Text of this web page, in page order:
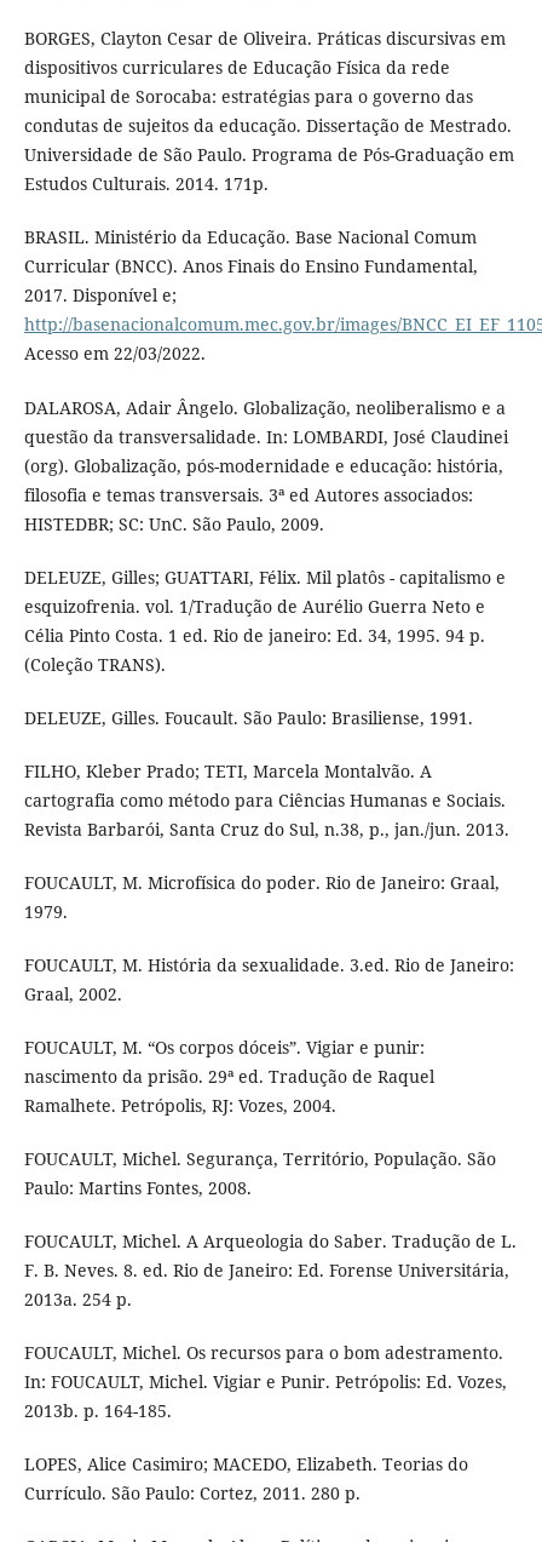
BORGES, Clayton Cesar de Oliveira. Práticas discursivas em
dispositivos curriculares de Educação Física da rede
municipal de Sorocaba: estratégias para o governo das
condutas de sujeitos da educação. Dissertação de Mestrado.
Universidade de São Paulo. Programa de Pós-Graduação em
Estudos Culturais. 2014. 171p.
BRASIL. Ministério da Educação. Base Nacional Comum
Curricular (BNCC). Anos Finais do Ensino Fundamental,
2017. Disponível e;
http://basenacionalcomum.mec.gov.br/images/
Acesso em 22/03/2022.
DALAROSA, Adair Ângelo. Globalização, neoliberalismo e a
questão da transversalidade. In: LOMBARDI, José Claudinei
(org). Globalização, pós-modernidade e educação: história,
filosofia e temas transversais. 3ª ed Autores associados:
HISTEDBR; SC: UnC. São Paulo, 2009.
DELEUZE, Gilles; GUATTARI, Félix. Mil platôs - capitalismo e
esquizofrenia. vol. 1/Tradução de Aurélio Guerra Neto e
Célia Pinto Costa. 1 ed. Rio de janeiro: Ed. 34, 1995. 94 p.
(Coleção TRANS).
DELEUZE, Gilles. Foucault. São Paulo: Brasiliense, 1991.
FILHO, Kleber Prado; TETI, Marcela Montalvão. A
cartografia como método para Ciências Humanas e Sociais.
Revista Barbarói, Santa Cruz do Sul, n.38, p., jan./jun. 2013.
FOUCAULT, M. Microfísica do poder. Rio de Janeiro: Graal,
1979.
FOUCAULT, M. História da sexualidade. 3.ed. Rio de Janeiro:
Graal, 2002.
FOUCAULT, M. “Os corpos dóceis”. Vigiar e punir:
nascimento da prisão. 29ª ed. Tradução de Raquel
Ramalhete. Petrópolis, RJ: Vozes, 2004.
FOUCAULT, Michel. Segurança, Território, População. São
Paulo: Martins Fontes, 2008.
FOUCAULT, Michel. A Arqueologia do Saber. Tradução de L.
F. B. Neves. 8. ed. Rio de Janeiro: Ed. Forense Universitária,
2013a. 254 p.
FOUCAULT, Michel. Os recursos para o bom adestramento.
In: FOUCAULT, Michel. Vigiar e Punir. Petrópolis: Ed. Vozes,
2013b. p. 164-185.
LOPES, Alice Casimiro; MACEDO, Elizabeth. Teorias do
Currículo. São Paulo: Cortez, 2011. 280 p.